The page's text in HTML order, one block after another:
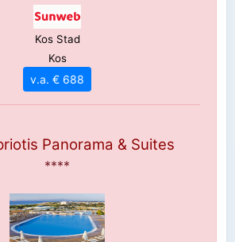
Kos Stad
Kos
v.a. € 688
Panorama & Suites
****